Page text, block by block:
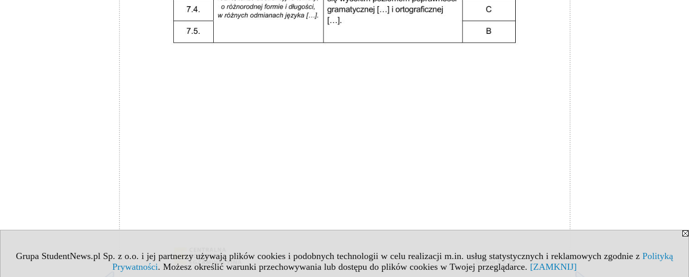
Grupa StudentNews.pl Sp. z o.o. i jej partnerzy używają plików cookies i podobnych technologii w celu realizacji m.in. usług statystycznych i reklamowych zgodnie z Polityką
Prywatności. Możesz określić warunki przechowywania lub dostępu do plików cookies w Twojej przeglądarce. [ZAMKNIJ]